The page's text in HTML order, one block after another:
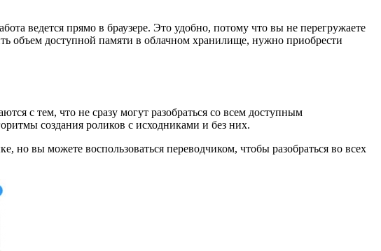
ведется прямо в браузере. Это удобно, потому что вы не перегружаете
объем доступной памяти в облачном хранилище, нужно приобрести
с тем, что не сразу могут разобраться со всем доступным
создания роликов с исходниками и без них.
но вы можете воспользоваться переводчиком, чтобы разобраться во всех